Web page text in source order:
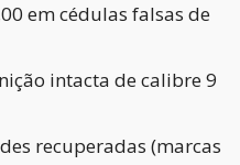
em cédulas falsas de
intacta de calibre 9
recuperadas (marcas